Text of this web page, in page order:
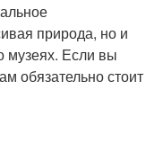
природа, но и
музеях. Если вы
обязательно стоит